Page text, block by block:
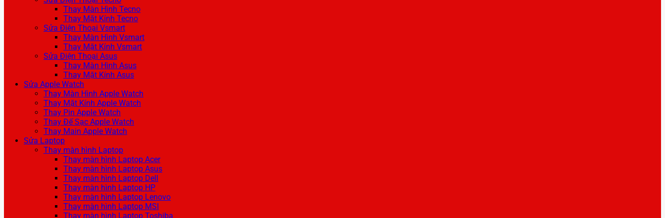
Thay Màn Hình Tecno
Thay Mặt Kính Tecno
Sửa Điện Thoại Vsmart
Thay Màn Hình Vsmart
Thay Mặt Kính Vsmart
Sửa Điện Thoại Asus
Thay Màn Hình Asus
Thay Mặt Kính Asus
Sửa Apple Watch
Thay Màn Hình Apple Watch
Thay Mặt Kính Apple Watch
Thay Pin Apple Watch
Thay Đế Sạc Apple Watch
Thay Main Apple Watch
Sửa Laptop
Thay màn hình Laptop
Thay màn hình Laptop Acer
Thay màn hình Laptop Asus
Thay màn hình Laptop Dell
Thay màn hình Laptop HP
Thay màn hình Laptop Lenovo
Thay màn hình Laptop MSI
Thay màn hình Laptop Toshiba